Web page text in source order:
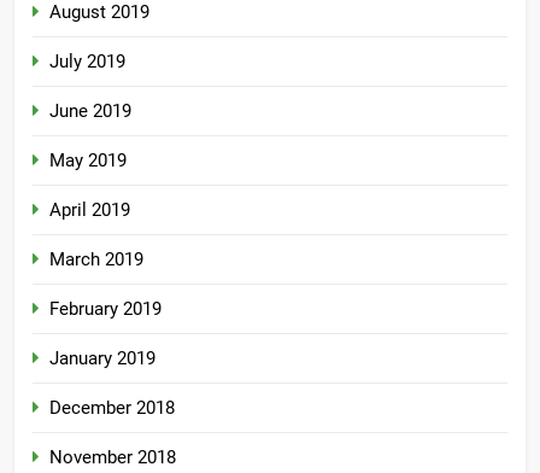
August 2019
July 2019
June 2019
May 2019
April 2019
March 2019
February 2019
January 2019
December 2018
November 2018